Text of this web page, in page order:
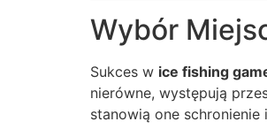
Wybór
Sukces w ice fishing
nierówne, występują
stanowią one schronienie